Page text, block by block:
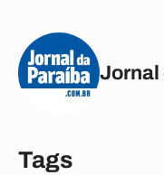
Jornal
Tags